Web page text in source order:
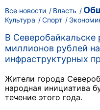
Все новости Власть
Культура
Спорт
В Северобайкальске
миллионов рублей
инфраструктурных
Жители города
народная инициатива
течение этого года.